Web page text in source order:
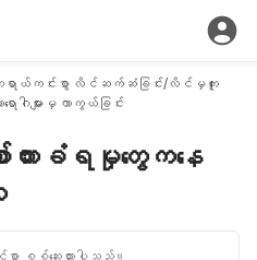
ာယ်ကင်းစွာ လိင်ဆက်ဆံခြင်း/လိင်မှကူး
ရောဂါများမှ ကာကွယ်ခြင်း
ကားခံရမှုတွေကနေ
စွာ စစ်ဆေးထားပါသည်။